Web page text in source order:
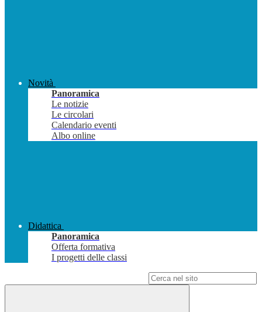
Novità
Panoramica
Le notizie
Le circolari
Calendario eventi
Albo online
Didattica
Panoramica
Offerta formativa
I progetti delle classi